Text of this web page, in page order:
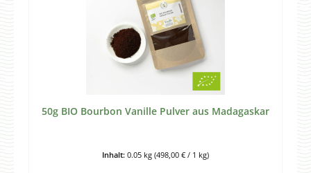
50g BIO Bourbon Vanille Pulver aus Madagaskar
Inhalt: 0.05 kg (498,00 € / 1 kg)